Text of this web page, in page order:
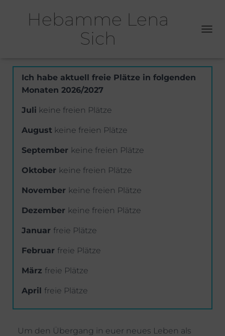
Hebamme Lena
Sich
I
Nachsorge /
Wochenbettbetreuung
Ich habe aktuell freie Plätze in folgenden
Monaten 2026/2027
Juli keine freien Plätze
Augustkeine freien Plätze
September keine freien Plätze
Oktober keine freien Plätze
November keine freien Plätze
Dezember keine freien Plätze
Januar freie Plätze
Februar freie Plätze
März freie Plätze
April freie Plätze
Um den Übergang in euer neues Leben als